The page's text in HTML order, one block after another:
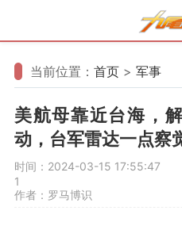
当前位置： 首页 > 军事
美航母靠近台海，
动，台军雷达一点察
时间：2024-03-15 17:55:47
1
作者：罗马博识